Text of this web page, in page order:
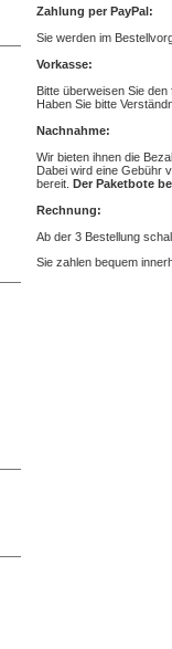
Zahlung per PayPal:
Sie werden im
Vorkasse:
Bitte überweisen Sie
Haben Sie bitte
Nachnahme:
Wir bieten ihnen die
Dabei wird eine Gebühr
bereit. Der Paketbote
Rechnung:
Ab der 3 Bestellung
Sie zahlen bequem